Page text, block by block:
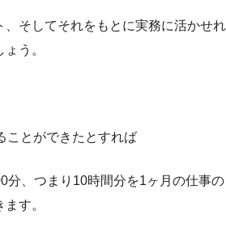
、そしてそれをもとに実務に活かせれ
う。
ことができたとすれば
分、つまり10時間分を1ヶ月の仕事の
す。